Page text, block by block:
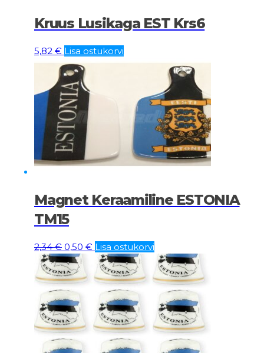
Kruus Lusikaga EST Krs6
5,82 € Lisa ostukorvi
Magnet Keraamiline ESTONIA
TM15
2,34€ Algne
hind
oli:
2,34 €.
0,50 € Current
price
0,50 €.
Lisa ostukorvi